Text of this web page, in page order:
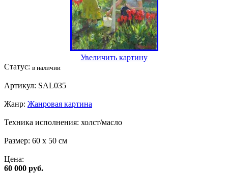
Увеличить картину
Статус: в наличии
Артикул: SAL035
Жанр: Жанровая картина
Техника исполнения: холст/масло
Размер: 60 x 50 см
Цена:
60 000 руб.